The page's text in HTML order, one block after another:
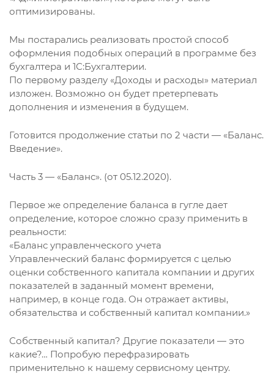
оптимизированы.
Мы постарались реализовать простой способ
оформления подобных операций в программе без
бухгалтера и 1С:Бухгалтерии.
По первому разделу «Доходы и расходы» материал
изложен. Возможно он будет претерпевать
дополнения и изменения в будущем.
Готовится продолжение статьи по 2 части — «Баланс.
Введение».
Часть 3 — «Баланс». (от 05.12.2020).
Первое же определение баланса в гугле дает
определение, которое сложно сразу применить в
реальности:
«Баланс управленческого учета
Управленческий баланс формируется с целью
оценки собственного капитала компании и других
показателей в заданный момент времени,
например, в конце года. Он отражает активы,
обязательства и собственный капитал компании.»
Собственный капитал? Другие показатели — это
какие?… Попробую перефразировать
применительно к нашему сервисному центру.